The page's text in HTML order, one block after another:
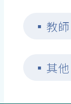
▪ 教師
▪ 其他